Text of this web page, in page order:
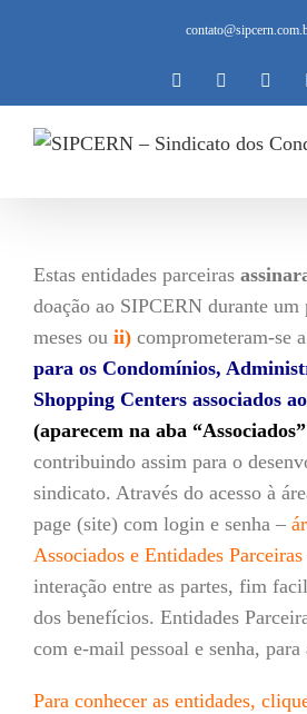
conteúdo
InstagramFacebook
Estas entidades parceiras
doação ao SIPCERN durante um
meses ou ii) comprometeram-se
para os Condomínios,
Shopping Centers associados
(aparecem na aba
contribuindo assim para o
sindicato. Através do acesso à
page (site) com login e senha –
Associados e Entidades Parceiras
interação entre as partes, fim
dos benefícios. Entidades
com e-mail pessoal e senha, para
Para conhecer as entidades,